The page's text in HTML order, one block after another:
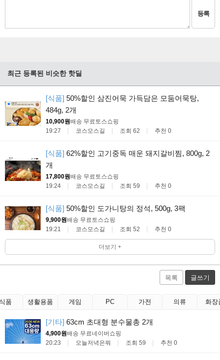
등록
최근 등록된 비슷한 핫딜
[식품] 50%할인 삼진어묵 가득담은 모둠어묵탕,
484g, 2개
10,900원배송 무료토스쇼핑
19:27
코스모스길 조회 62 추천 0
[식품] 62%할인 고기중독 매운 돼지갈비찜, 800g, 2
개
17,800원배송 무료토스쇼핑
19:24
코스모스길 조회 59 추천 0
[식품] 50%할인 도가니탕의 정석, 500g, 3팩
9,900원배송 무료토스쇼핑
19:21
코스모스길 조회 52 추천 0
더보기 +
목록 글쓰기
품 생활용품 게임 PC 가전 의류 화장
[기타] 63cm 초대형 분수물총 2개
4,900원배송 무료네이버쇼핑
20:23
오늘저녁은뭐 조회 59 추천 0